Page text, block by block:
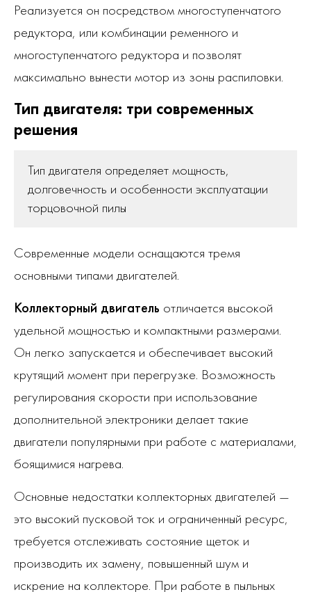
Реализуется он посредством многоступенчатого
редуктора, или комбинации ременного и
многоступенчатого редуктора и позволят
максимально вынести мотор из зоны распиловки.
Тип двигателя: три современных
решения
Тип двигателя определяет мощность,
долговечность и особенности эксплуатации
торцовочной пилы
Современные модели оснащаются тремя
основными типами двигателей.
Коллекторный двигатель отличается высокой
удельной мощностью и компактными размерами.
Он легко запускается и обеспечивает высокий
крутящий момент при перегрузке. Возможность
регулирования скорости при использование
дополнительной электроники делает такие
двигатели популярными при работе с материалами,
боящимися нагрева.
Основные недостатки коллекторных двигателей —
это высокий пусковой ток и ограниченный ресурс,
требуется отслеживать состояние щеток и
производить их замену, повышенный шум и
искрение на коллекторе. При работе в пыльных